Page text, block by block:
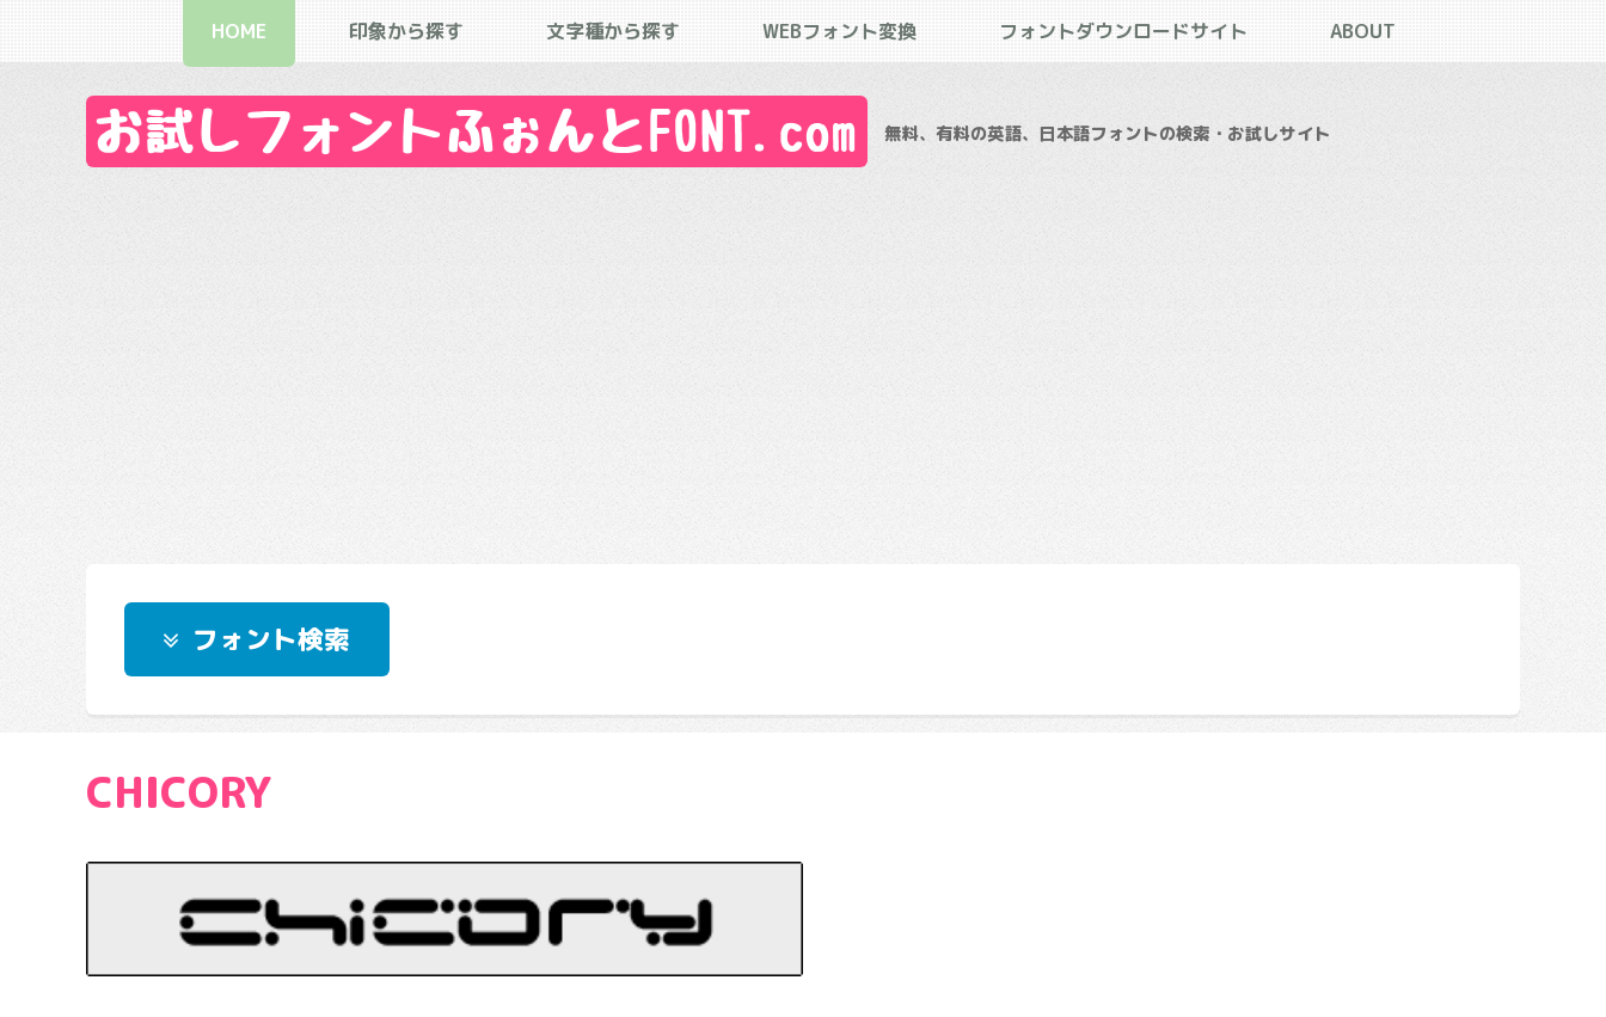
お試しフォントふぉんとFONT.com 無料、有料の英語、日本語フォントの検索・お試しサイト
フォント検索
CHICORY
HOME 印象から探す 文字種から探す WEBフォント変換 フォントダウンロードサイト ABOUT